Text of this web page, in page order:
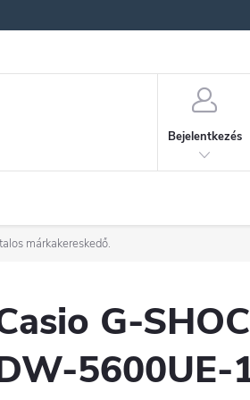
Bejelentkezés
márkakereskedő.
G-
5600UE-